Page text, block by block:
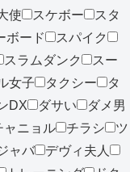
使 スケボー
スタ
ボード
スパイク
スラムダンク
スー
女子 タクシー
タ
DX ダサい
ダメ男
ャニョル チラシ
ツ
ャバ
デヴィ夫人